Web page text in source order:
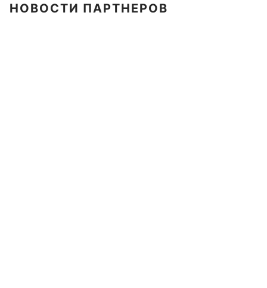
НОВОСТИ ПАРТНЕРОВ